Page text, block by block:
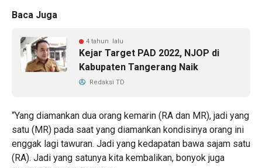
Baca Juga
4 tahun lalu
Kejar Target PAD 2022, NJOP di
Kabupaten Tangerang Naik
Redaksi TD
“Yang diamankan dua orang kemarin (RA dan MR), jadi yang
satu (MR) pada saat yang diamankan kondisinya orang ini
enggak lagi tawuran. Jadi yang kedapatan bawa sajam satu
(RA). Jadi yang satunya kita kembalikan, bonyok juga